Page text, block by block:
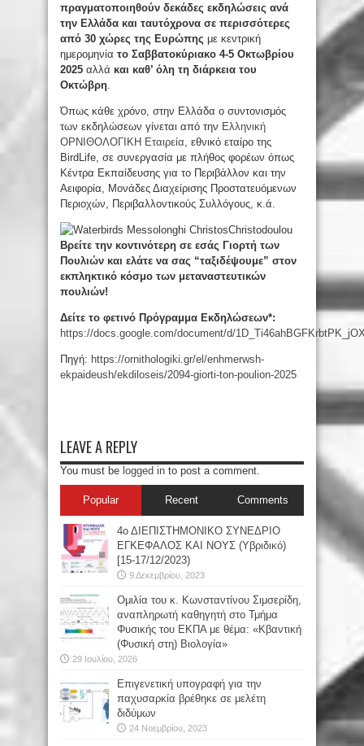
πραγματοποιηθούν δεκάδες εκδηλώσεις ανά
την Ελλάδα και ταυτόχρονα σε περισσότερες
από 30 χώρες της Ευρώπης με κεντρική
ημερομηνία το Σαββατοκύριακο 4-5 Οκτωβρίου
2025 αλλά και καθ’ όλη τη διάρκεια του
Οκτώβρη
Όπως κάθε χρόνο, στην Ελλάδα ο συντονισμός
των εκδηλώσεων γίνεται από την Ελληνική
ΟΡΝΙΘΟΛΟΓΙΚΗ Εταιρεία , εθνικό εταίρο της
BirdLife, σε συνεργασία με πλήθος φορέων όπως
Κέντρα Εκπαίδευσης για το Περιβάλλον και την
Αειφορία, Μονάδες Διαχείρισης Προστατευόμενων
Περιοχών, Περιβαλλοντικούς Συλλόγους, κ.ά.
Βρείτε την κοντινότερη σε εσάς Γιορτή των
Πουλιών και ελάτε να σας “ταξιδέψουμε” στον
εκπληκτικό κόσμο των μεταναστευτικών
πουλιών!
Δείτε το φετινό Πρόγραμμα Εκδηλώσεων*:
https://docs.google.com/document/d/
Πηγή: https://ornithologiki.gr/el/enhmerwsh-
ekpaideush/ekdiloseis/2094-giorti-ton-poulion-2025
LEAVE A REPLY
You must be logged in to post a comment.
Popular Recent Comments
4ο ΔΙΕΠΙΣΤΗΜΟΝΙΚΟ ΣΥΝΕΔΡΙΟ
ΕΓΚΕΦΑΛΟΣ ΚΑΙ ΝΟΥΣ (Υβριδικό)
[15-17/12/2023)
9 Δεκεμβρίου, 2023
Oμιλία του κ. Κωνσταντίνου Σιμσερίδη,
αναπληρωτή καθηγητή στο Τμήμα
Φυσικής του ΕΚΠΑ με θέμα: «Κβαντική
(Φυσική στη) Βιολογία»
29 Ιουλίου, 2026
Επιγενετική υπογραφή για την
παχυσαρκία βρέθηκε σε μελέτη
διδύμων
24 Νοεμβρίου, 2023